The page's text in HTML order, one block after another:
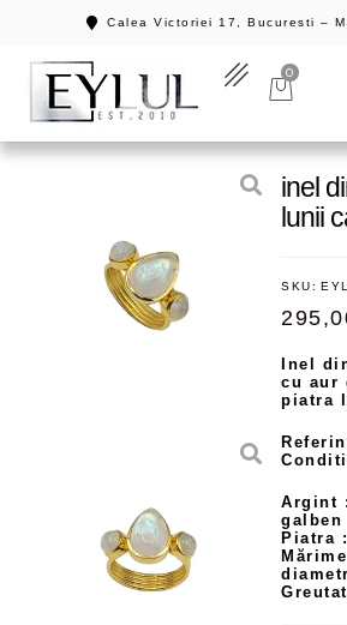
Calea Victoriei 17, Bucuresti –
0
inel
lunii
SKU:
Inel
cu aur
piatra
Argint
galben
Piatra